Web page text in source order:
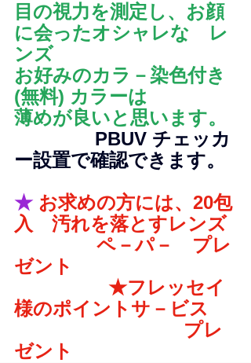
目の視力を測定し、お顔
に会ったオシャレな　レ
ンズ
お好みのカラ－染色付き
(無料) カラーは
薄めが良いと思います。
PBUV チェッカ
ー設置で確認できます。
★ お求めの方には、20包
入　汚れを落とすレンズ
ゼント
★フレッセイ
様のポイントサ－ビス
プレ
ゼント